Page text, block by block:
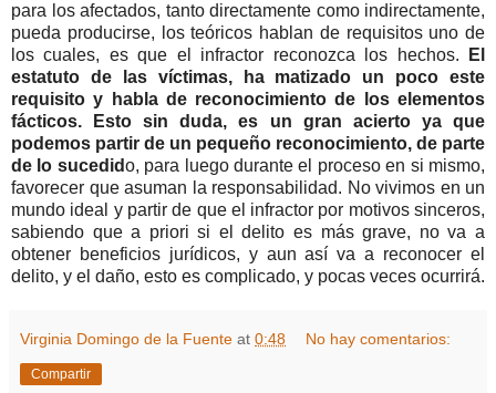
para los afectados, tanto directamente como indirectamente,
pueda producirse, los teóricos hablan de requisitos uno de
los cuales, es que el infractor reconozca los hechos.
El
estatuto de las víctimas, ha matizado un poco este
requisito y habla de reconocimiento de los elementos
fácticos. Esto sin duda, es un gran acierto ya que
podemos partir de un pequeño reconocimiento, de parte
de lo sucedido, para luego durante el proceso en si mismo,
favorecer que asuman la responsabilidad. No vivimos en un
mundo ideal y partir de que el infractor por motivos sinceros,
sabiendo que a priori si el delito es más grave, no va a
obtener beneficios jurídicos, y aun así va a reconocer el
delito, y el daño, esto es complicado, y pocas veces ocurrirá.
Virginia Domingo de la Fuente at 0:48 No hay comentarios:
Compartir